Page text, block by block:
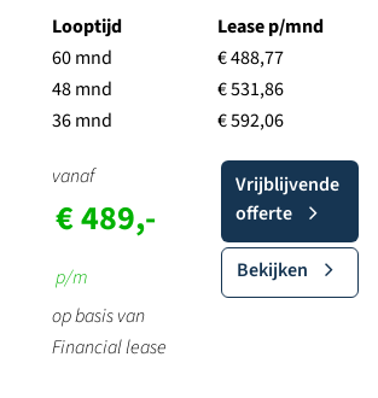
Looptijd
60 mnd
48 mnd
36 mnd
Lease p/mnd
€ 488,77
€ 531,86
€ 592,06
vanaf
€ 489,-
p/m
op basis van
Financial lease
Vrijblijvende
offerte
Bekijken